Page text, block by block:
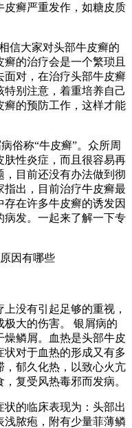
皮癣严重发作，如糖皮质
信大家对头部牛皮癣的
的治疗会是一个繁琐且
面对，在治疗头部牛皮癣
别注意，着重培养自己
癣的预防工作，这样才能
俗称“牛皮癣”。众所周
肤性炎症，而且很容易再
，目前还没有办法做到彻
指出，目前治疗牛皮癣最
在许多牛皮癣的诱发因
病发。一起来了解一下专
没有引起足够的重视，
大的伤害。 银屑病的
鳞屑。血热是头部牛皮
对于血热的形成又有多
，郁久化热，以致心火亢
复受风热毒邪而发病。
的临床表现为：头部出
浅脓疱，附有少量菲薄鳞